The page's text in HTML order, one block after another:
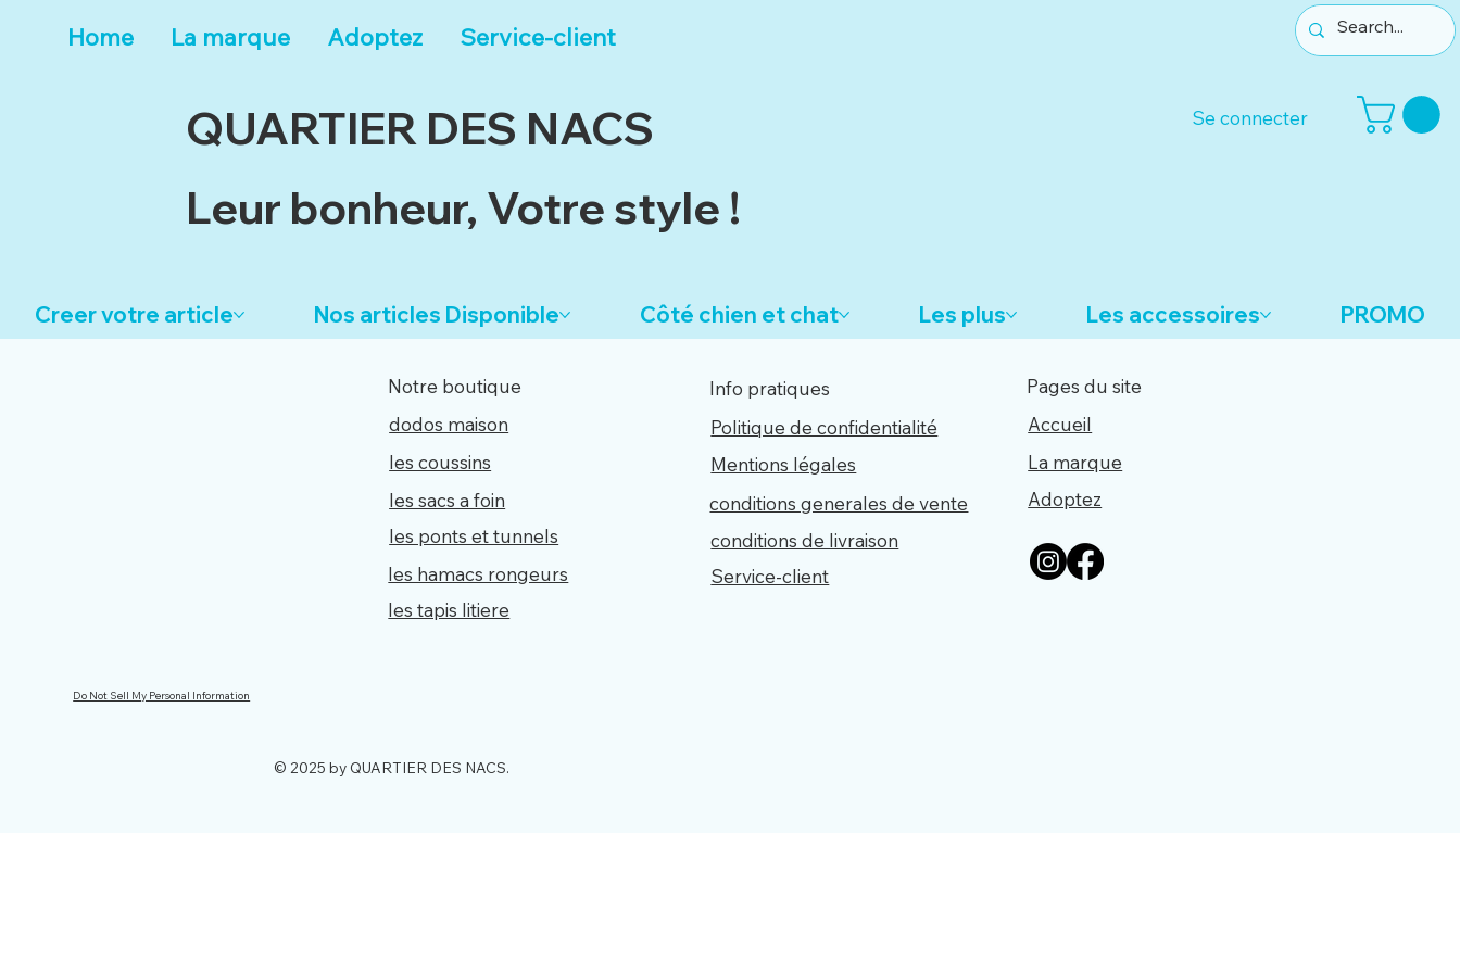
QUARTIER DES NACS
Leur bonheur, Votre style !
Home La marque Adoptez Service-client
Se connecter
Creer votre article Nos articles Disponible Côté chien et chat Les plus Les accessoires PROMO
Info pratiques
Politique de confidentialité
Mentions légales
conditions generales de vente
conditions de livraison
Service-client
Notre boutique
dodos maison
les coussins
les sacs a foin
les ponts et tunnels
les hamacs rongeurs
les tapis litiere
Adoptez
La marque
Accueil
Pages du site
Do Not Sell My Personal Information
© 2025 by QUARTIER DES NACS.